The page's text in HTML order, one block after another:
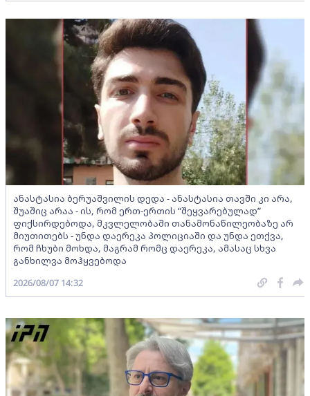
ანასტასია ბერუაშვილის დედა - ანასტასია თავში კი არა,
შუაშიც არაა - ის, რომ ერთ-ერთის “შეყვარებულად”
ფიქსირდებოდა, მკვლელობაში თანამონაწილეობაზე არ
მიუთითებს - უნდა დაერეკა პოლიციაში და უნდა ეთქვა,
რომ ჩხუბი მოხდა, მაგრამ რომც დაერეკა, ამასაც სხვა
განხილვა მოჰყვებოდა
2026/08/07 14:32